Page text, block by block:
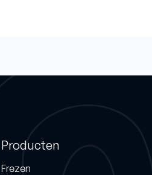
Producten
Frezen